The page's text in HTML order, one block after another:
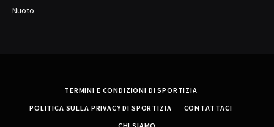
Nuoto
TERMINI E CONDIZIONI DI SPORTIZIA
POLITICA SULLA PRIVACY DI SPORTIZIA
CONTATTACI